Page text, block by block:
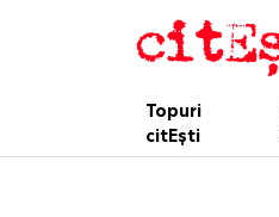
Topuri
citEști